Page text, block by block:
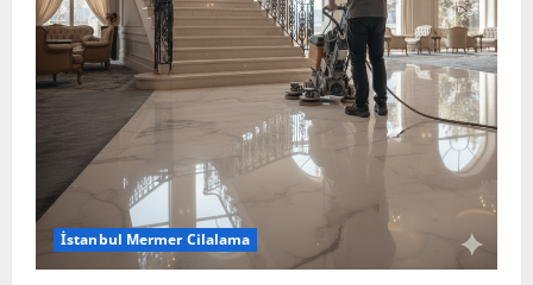
İstanbul Mermer Cilalama